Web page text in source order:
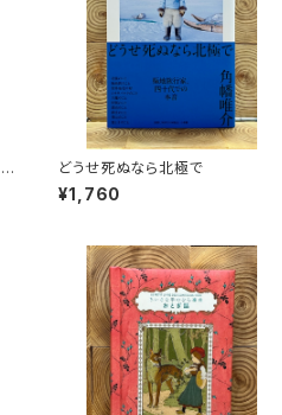
どうせ死ぬなら北極で
¥1,760